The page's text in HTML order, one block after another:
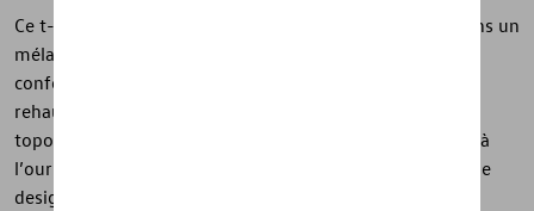
Ce t-shirt de la collection California est confectionné dans un
mélange de coton biologique et d’élasthanne pour un
confort doux et extensible. Sa couleur vert clair est
rehaussée par une poche poitrine avec une impression
topographique blanche. Une étiquette boucle California à
l’ourlet et un bandeau contrasté à la nuque complètent le
design. Un modèle casual au style moderne inspiré de la